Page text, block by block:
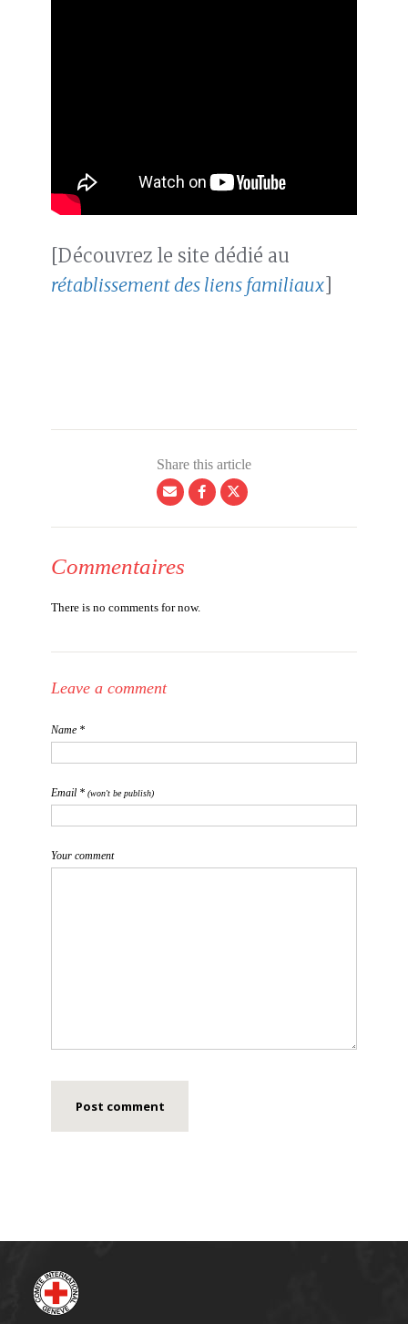
[Découvrez le site dédié au
rétablissement des liens familiaux
Share this article
Commentaires
There is no comments for now.
Leave a comment
Name *
Email * (won't be publish)
Your comment